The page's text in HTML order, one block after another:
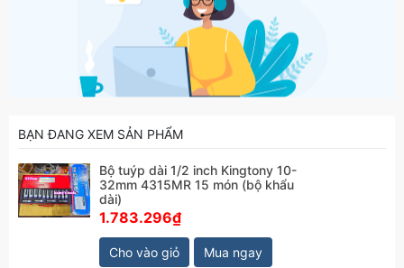
BẠN ĐANG XEM SẢN PHẨM
Bộ tuýp dài 1/2 inch Kingtony 10-
32mm 4315MR 15 món (bộ khẩu
dài)
1.783.296₫
Cho vào giỏ Mua ngay